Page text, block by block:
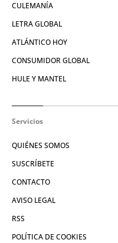
CULEMANÍA
LETRA GLOBAL
ATLÁNTICO HOY
CONSUMIDOR GLOBAL
HULE Y MANTEL
Servicios
QUIÉNES SOMOS
SUSCRÍBETE
CONTACTO
AVISO LEGAL
RSS
POLÍTICA DE COOKIES